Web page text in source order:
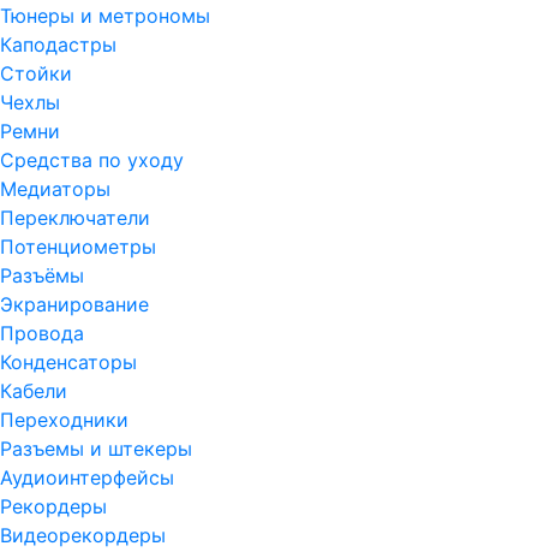
Тюнеры и метрономы
Каподастры
Стойки
Чехлы
Ремни
Средства по уходу
Медиаторы
Переключатели
Потенциометры
Разъёмы
Экранирование
Провода
Конденсаторы
Кабели
Переходники
Разъемы и штекеры
Аудиоинтерфейсы
Рекордеры
Видеорекордеры